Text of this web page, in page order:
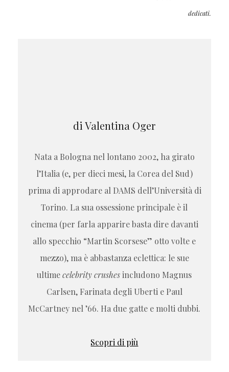
dedicati.
di Valentina Oger
Nata a Bologna nel lontano 2002, ha girato
l’Italia (e, per dieci mesi, la Corea del Sud)
prima di approdare al DAMS dell’Università di
Torino. La sua ossessione principale è il
cinema (per farla apparire basta dire davanti
allo specchio “Martin Scorsese” otto volte e
mezzo), ma è abbastanza eclettica: le sue
ultimecelebrity crushesincludono Magnus
Carlsen, Farinata degli Uberti e Paul
McCartney nel ’66. Ha due gatte e molti dubbi.
Scopri di più